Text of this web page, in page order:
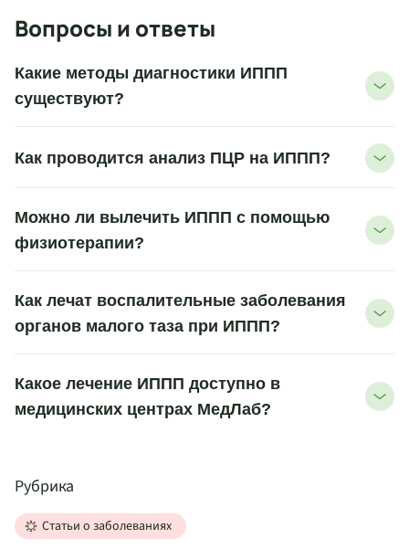
Вопросы и ответы
Какие методы диагностики ИППП
существуют?
Как проводится анализ ПЦР на ИППП?
Можно ли вылечить ИППП с помощью
физиотерапии?
Как лечат воспалительные заболевания
органов малого таза при ИППП?
Какое лечение ИППП доступно в
медицинских центрах МедЛаб?
Рубрика
Статьи о заболеваниях